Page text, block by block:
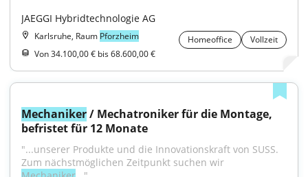
JAEGGI Hybridtechnologie AG
Karlsruhe, Raum Pforzheim Homeoffice
Vollzeit
Von 34.100,00 € bis 68.600,00 €
Mechaniker / Mechatroniker für die Montage,
befristet für 12 Monate
"...unserer Produkte und die Innovationskraft von SUSS.